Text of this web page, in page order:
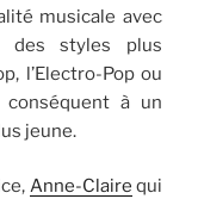
musicale avec
des styles plus
l’Electro-Pop ou
conséquent à un
jeune.
Anne-Claire qui